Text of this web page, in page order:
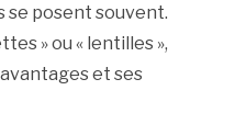
se posent souvent.
» ou « lentilles »,
et ses